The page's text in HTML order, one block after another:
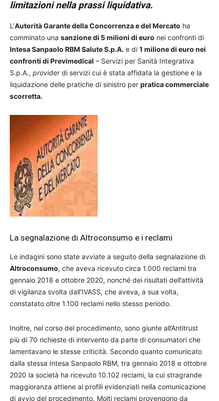
limitazioni nella prassi liquidativa.
L’Autorità Garante della Concorrenza e del Mercato ha
comminato una sanzione di 5 milioni di euro nei confronti di
Intesa Sanpaolo RBM Salute S.p.A. e di 1 milione di euro nei
confronti di Previmedical – Servizi per Sanità Integrativa
S.p.A., providerdi servizi cui è stata affidata la gestione e la
liquidazione delle pratiche di sinistro per pratica commerciale
scorretta.
La segnalazione di Altroconsumo e i reclami
Le indagini sono state avviate a seguito della segnalazione di
Altroconsumo, che aveva ricevuto circa 1.000 reclami tra
gennaio 2018 e ottobre 2020, nonché dei risultati dell’attività
di vigilanza svolta dall’IVASS, che aveva, a sua volta,
constatato oltre 1.100 reclami nello stesso periodo.
Inoltre, nel corso del procedimento, sono giunte all’Antitrust
più di 70 richieste di intervento da parte di consumatori che
lamentavano le stesse criticità. Secondo quanto comunicato
dalla stessa Intesa Sanpaolo RBM, tra gennaio 2018 e ottobre
2020 la società ha ricevuto 10.102 reclami, la cui stragrande
maggioranza attiene ai profili evidenziati nella comunicazione
di avvio del procedimento. Molti reclami provengono da